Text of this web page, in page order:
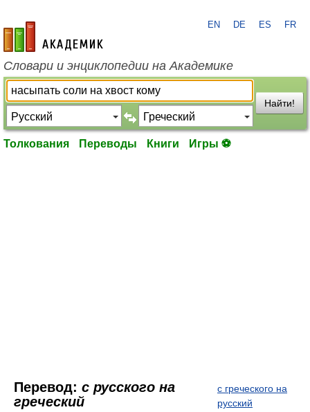
academic.ru
EN DE ES FR
Словари и энциклопедии на Академике
Найти!
Толкования Переводы Книги Игры ⚽
Перевод: с русского на
греческий
с греческого на
русский